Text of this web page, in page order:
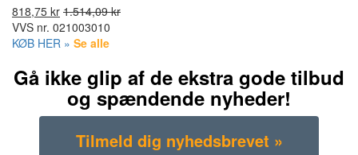
818,75 kr 1.514,09 kr
VVS nr. 021003010
KØB HER » Se alle
Gå ikke glip af de ekstra gode tilbud
og spændende nyheder!